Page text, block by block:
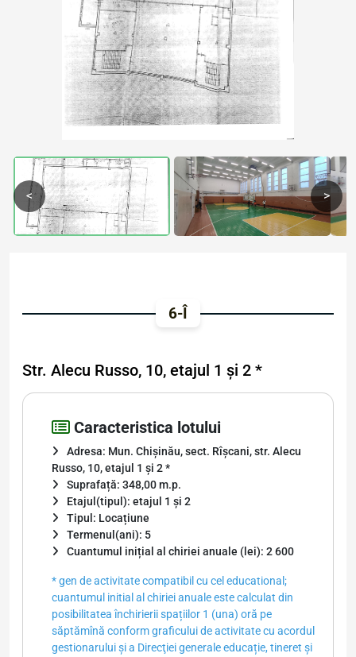
< >
6-Î
Str. Alecu Russo, 10, etajul 1 și 2 *
Caracteristica lotului
Adresa: Mun. Chișinău, sect. Rîșcani, str. Alecu
Russo, 10, etajul 1 și 2 *
Suprafață: 348,00 m.p.
Etajul(tipul): etajul 1 și 2
Tipul: Locațiune
Termenul(ani): 5
Cuantumul inițial al chiriei anuale (lei): 2 600
* gen de activitate compatibil cu cel educational;
cuantumul initial al chiriei anuale este calculat din
posibilitatea închirierii spațiilor 1 (una) oră pe
săptămînă conform graficului de activitate cu acordul
gestionarului şi a Direcţiei generale educație, tineret și